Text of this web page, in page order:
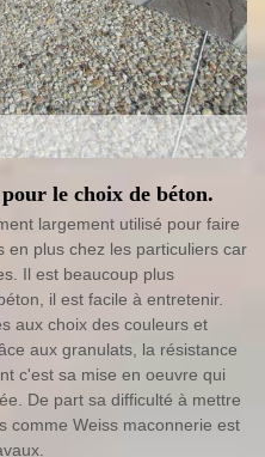
le choix de béton.
largement utilisé pour faire
en plus chez les particuliers car
Il est beaucoup plus
il est facile à entretenir.
aux choix des couleurs et
aux granulats, la résistance
c'est sa mise en oeuvre qui
De part sa difficulté à mettre
comme Weiss maconnerie est